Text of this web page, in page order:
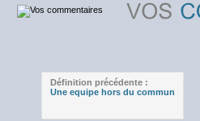
Définition précédente :
Une equipe hors du commun